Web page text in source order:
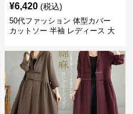
¥6,420 (税込)
50代ファッション 体型カバー
カットソー 半袖 レディース 大